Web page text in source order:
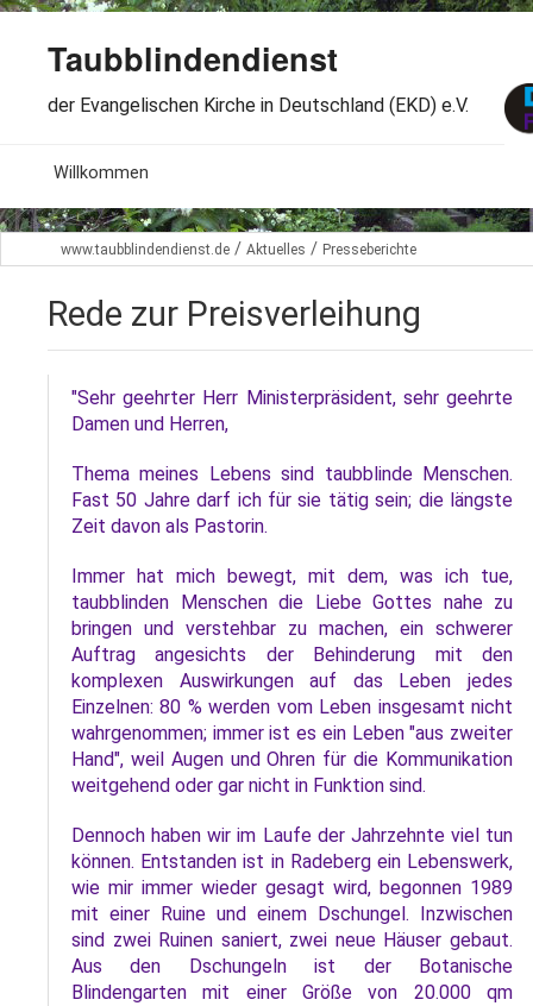
Taubblindendienst
der Evangelischen Kirche in Deutschland (EKD) e.V.
Willkommen
Aktuelles
Arbeitsbereiche
Spenden
Dabeisein
Kontakt
www.taubblindendienst.de / Aktuelles / Presseberichte
Rede zur Preisverleihung
"Sehr geehrter Herr Ministerpräsident, sehr geehrte
Damen und Herren,
Thema meines Lebens sind taubblinde Menschen.
Fast 50 Jahre darf ich für sie tätig sein; die längste
Zeit davon als Pastorin.
Immer hat mich bewegt, mit dem, was ich tue,
taubblinden Menschen die Liebe Gottes nahe zu
bringen und verstehbar zu machen, ein schwerer
Auftrag angesichts der Behinderung mit den
komplexen Auswirkungen auf das Leben jedes
Einzelnen: 80 % werden vom Leben insgesamt nicht
wahrgenommen; immer ist es ein Leben "aus zweiter
Hand", weil Augen und Ohren für die Kommunikation
weitgehend oder gar nicht in Funktion sind.
Dennoch haben wir im Laufe der Jahrzehnte viel tun
können. Entstanden ist in Radeberg ein Lebenswerk,
wie mir immer wieder gesagt wird, begonnen 1989
mit einer Ruine und einem Dschungel. Inzwischen
sind zwei Ruinen saniert, zwei neue Häuser gebaut.
Aus den Dschungeln ist der Botanische
Blindengarten mit einer Größe von 20.000 qm